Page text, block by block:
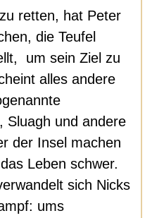
retten, hat Peter
die Teufel
um sein Ziel zu
alles andere
Sluagh und andere
der Insel machen
Leben schwer.
sich Nicks
ums